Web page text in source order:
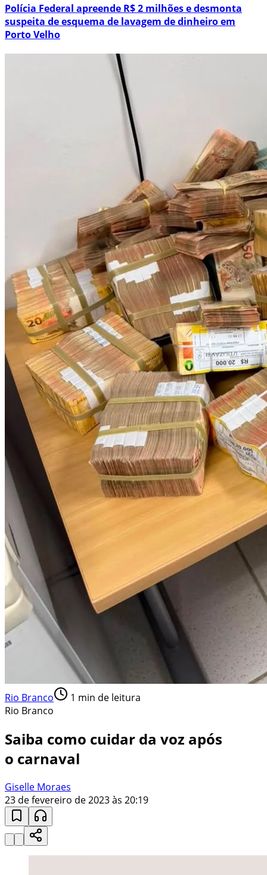
Polícia Federal apreende R$ 2 milhões e desmonta
suspeita de esquema de lavagem de dinheiro em
Porto Velho
Rio Branco 1 min de leitura
Rio Branco
Saiba como cuidar da voz após
o carnaval
Giselle Moraes
23 de fevereiro de 2023 às 20:19